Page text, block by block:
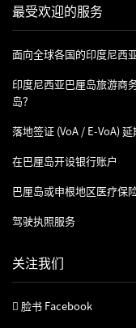
最受欢迎的服务
面向全球各国的印度尼西
印度尼西亚巴厘岛旅游商
岛？
落地签证 (VoA / E-VoA)
在巴厘岛开设银行账户
巴厘岛或申根地区医疗保
驾驶执照服务
关注我们
脸书 Facebook